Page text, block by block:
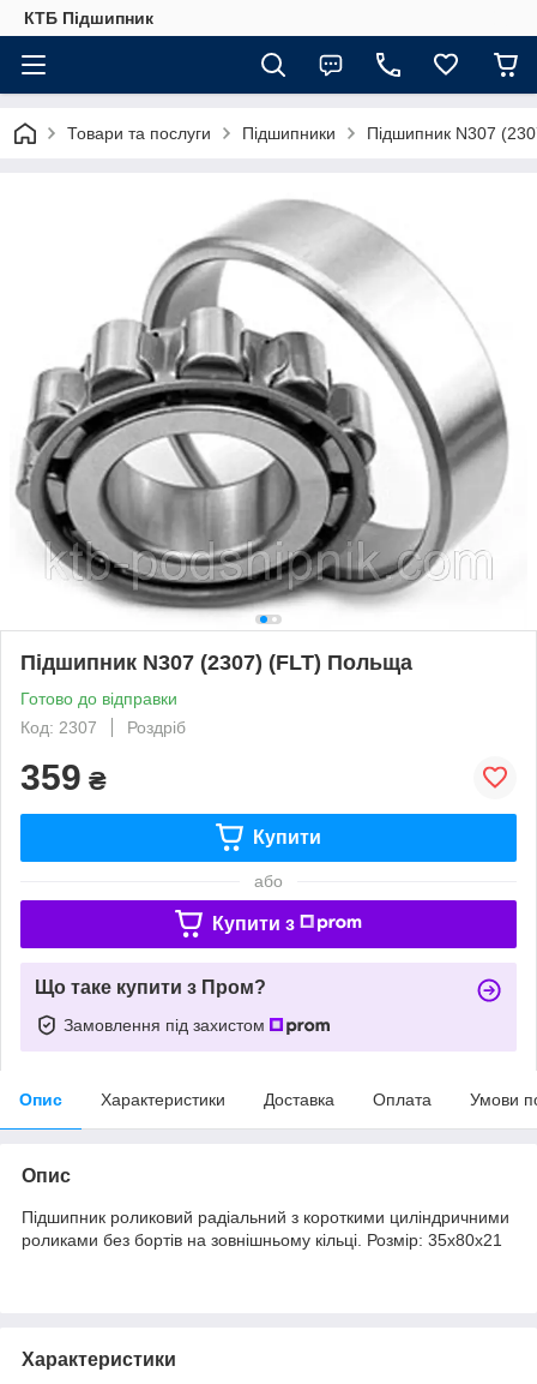
КТБ Підшипник
Товари та послуги Підшипники Підшипник N307
Підшипник N307 (2307) (FLT) Польща
Готово до відправки
Код: 2307
Роздріб
359 ₴
Купити
або
Купити з
Що таке купити з Пром?
Замовлення під захистом
Опис Характеристики Доставка Оплата Умови
Опис
Підшипник роликовий радіальний з короткими циліндричними
роликами без бортів на зовнішньому кільці. Розмір: 35х80х21
Характеристики